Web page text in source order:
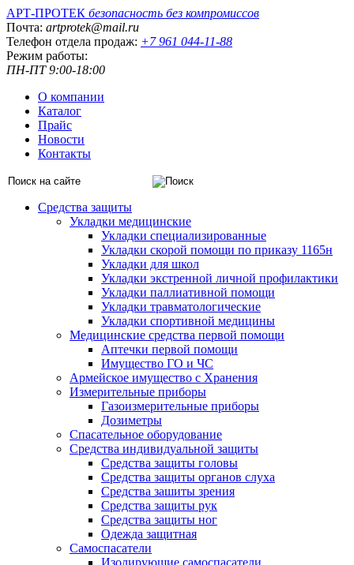
АРТ-ПРОТЕК безопасность без компромиссов
Почта: artprotek@mail.ru
Телефон отдела продаж: +7 961 044-11-88
Режим работы:
ПН-ПТ 9:00-18:00
О компании
Каталог
Прайс
Новости
Контакты
Средства защиты
Укладки медицинские
Укладки специализированные
Укладки скорой помощи по приказу 1165н
Укладки для школ
Укладки экстренной личной профилактики
Укладки паллиативной помощи
Укладки травматологические
Укладки спортивной медицины
Медицинские средства первой помощи
Аптечки первой помощи
Имущество ГО и ЧС
Армейское имущество с Хранения
Измерительные приборы
Газоизмерительные приборы
Дозиметры
Спасательное оборудование
Средства индивидуальной защиты
Средства защиты головы
Средства защиты органов слуха
Средства зашиты зрения
Средства защиты рук
Средства защиты ног
Одежда защитная
Самоспасатели
Изолирующие самоспасатели